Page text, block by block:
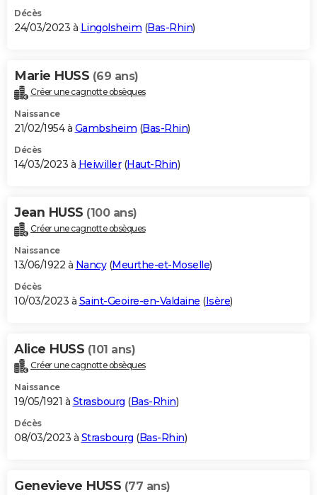
Décès
24/03/2023 à Lingolsheim (Bas-Rhin)
Marie HUSS (69 ans)
Créer une cagnotte obsèques
Naissance
21/02/1954 à Gambsheim (Bas-Rhin)
Décès
14/03/2023 à Heiwiller(Haut-Rhin)
Jean HUSS (100 ans)
Créer une cagnotte obsèques
Naissance
13/06/1922 à Nancy(Meurthe-et-Moselle)
Décès
10/03/2023 à Saint-Geoire-en-Valdaine (Isère)
Alice HUSS (101 ans)
Créer une cagnotte obsèques
Naissance
19/05/1921 à Strasbourg (Bas-Rhin)
Décès
08/03/2023 à Strasbourg (Bas-Rhin)
Genevieve HUSS (77 ans)